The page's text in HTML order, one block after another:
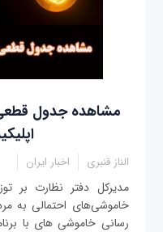
مشاهده جدول
الناز قنبری اخبار ایران
مدیرکل دفتر نظارت بر
خاموشی‌های احتمالی به
رسانی خاموشی های با